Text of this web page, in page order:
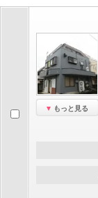
もっと見る